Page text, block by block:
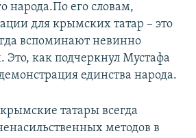
народа.По его словам,
для крымских татар – это
вспоминают невинно
как подчеркнул Мустафа
единства народа.
татары всегда
методов в